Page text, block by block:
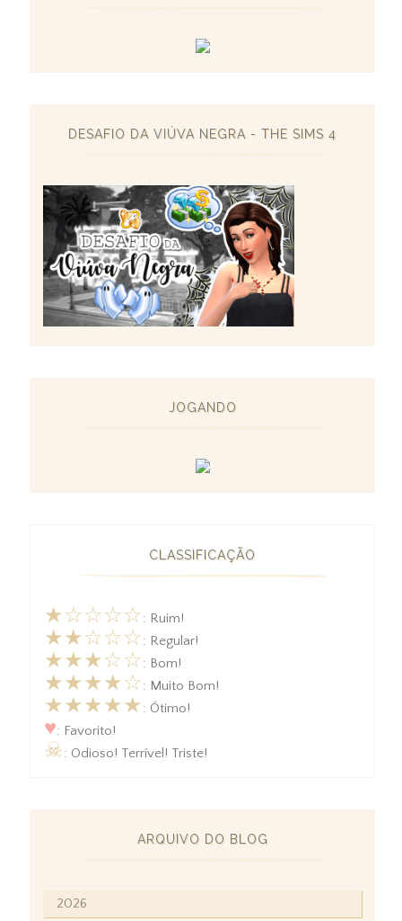
DESAFIO DA VIÚVA NEGRA - THE SIMS 4
JOGANDO
CLASSIFICAÇÃO
★☆☆☆☆: Ruim!
★★☆☆☆: Regular!
★★★☆☆: Bom!
★★★★☆: Muito Bom!
★★★★★: Ótimo!
♥: Favorito!
☠: Odioso! Terrível! Triste!
ARQUIVO DO BLOG
2026